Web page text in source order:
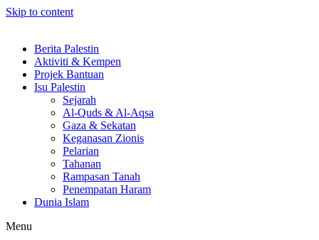
Skip to content
Berita Palestin
Aktiviti & Kempen
Projek Bantuan
Isu Palestin
Sejarah
Al-Quds & Al-Aqsa
Gaza & Sekatan
Keganasan Zionis
Pelarian
Tahanan
Rampasan Tanah
Penempatan Haram
Dunia Islam
Menu